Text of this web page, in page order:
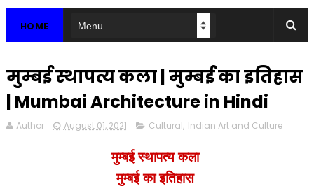
HOME
मुम्बई स्थापत्य कला | मुम्बई का इतिहास
| Mumbai Architecture in Hindi
Author August 01, 2021 Cultural, Indian Art and Culture
मुम्बईस्थापत्य कला
मुम्बई का इतिहास